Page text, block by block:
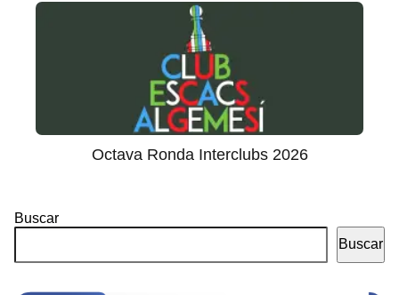
Octava Ronda Interclubs 2026
Buscar
Buscar